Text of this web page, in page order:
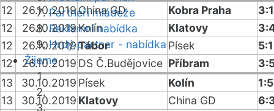
Partneři mládeže
Reklamní nabídka
Hrdý partner - nabídka
Žijeme
12
26.10.2019China GD Kobra Praha
12
26.10.2019Kolín Klatovy
12
26.10.2019Tábor Písek
5:1
12
26.10.2019 DS Č.Budějovice Příbram
13
30.10.2019 Písek Kolín
1:5
13
30.10.2019 Klatovy China GD